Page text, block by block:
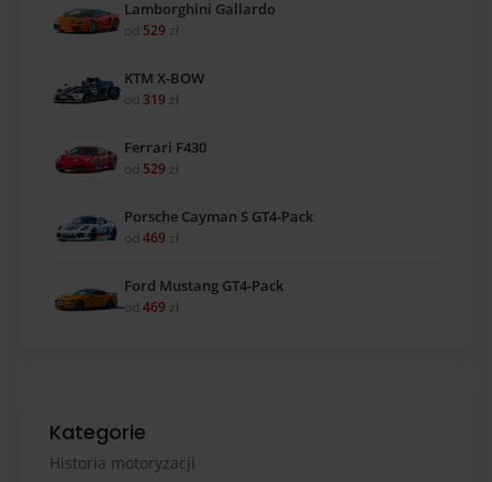
Lamborghini Gallardo
od 529 zł
KTM X-BOW
od 319 zł
Ferrari F430
od 529 zł
Porsche Cayman S GT4-Pack
od 469 zł
Ford Mustang GT4-Pack
od 469 zł
Kategorie
Historia motoryzacji